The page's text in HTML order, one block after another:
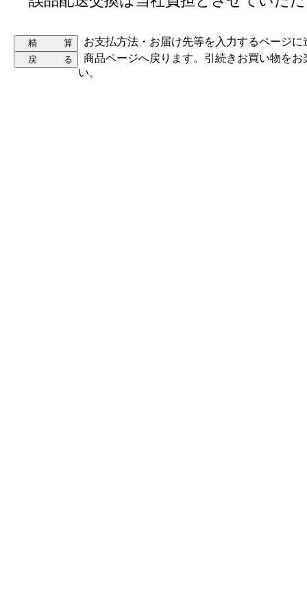
お支払方法・お届け先等を入力するページに
商品ページへ戻ります。引続きお買い物をお
い。